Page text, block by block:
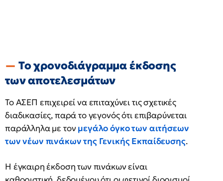
Το χρονοδιάγραμμα έκδοσης
των αποτελεσμάτων
Το ΑΣΕΠ επιχειρεί να επιταχύνει τις σχετικές
διαδικασίες, παρά το γεγονός ότι επιβαρύνεται
παράλληλα με τονμεγάλο όγκο των αιτήσεων
των νέων πινάκων της Γενικής Εκπαίδευσης.
Η έγκαιρη έκδοση των πινάκων είναι